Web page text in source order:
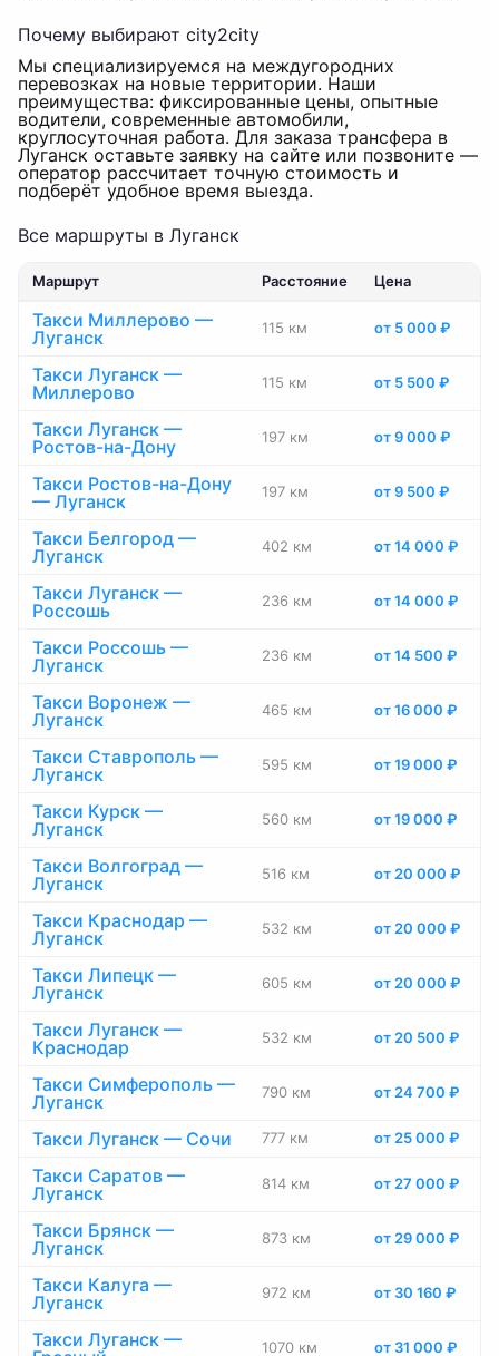
Почему выбирают city2city
Мы специализируемся на междугородних
перевозках на новые территории. Наши
преимущества: фиксированные цены, опытные
водители, современные автомобили,
круглосуточная работа. Для заказа трансфера в
Луганск оставьте заявку на сайте или позвоните —
оператор рассчитает точную стоимость и
подберёт удобное время выезда.
Все маршруты в Луганск
Маршрут Расстояние Цена
Такси Миллерово —
Луганск
115 км от 5 000 ₽
Такси Луганск —
Миллерово
115 км от 5 500 ₽
Такси Луганск —
Ростов-на-Дону
197 км от 9 000 ₽
Такси Ростов-на-Дону
— Луганск
197 км от 9 500 ₽
Такси Белгород —
Луганск
402 км от 14 000 ₽
Такси Луганск —
Россошь
236 км от 14 000 ₽
Такси Россошь —
Луганск
236 км от 14 500 ₽
Такси Воронеж —
Луганск
465 км от 16 000 ₽
Такси Ставрополь —
Луганск
595 км от 19 000 ₽
Такси Курск —
Луганск
560 км от 19 000 ₽
Такси Волгоград —
Луганск
516 км от 20 000 ₽
Такси Краснодар —
Луганск
532 км от 20 000 ₽
Такси Липецк —
Луганск
605 км от 20 000 ₽
Такси Луганск —
Краснодар
532 км от 20 500 ₽
Такси Симферополь —
Луганск
790 км от 24 700 ₽
Такси Луганск — Сочи 777 км от 25 000 ₽
Такси Саратов —
Луганск
814 км от 27 000 ₽
Такси Брянск —
Луганск
873 км от 29 000 ₽
Такси Калуга —
Луганск
972 км от 30 160 ₽
Такси Луганск —
1070 км от 31 000 ₽